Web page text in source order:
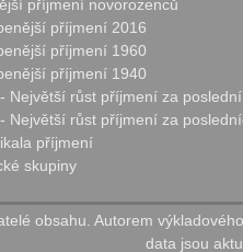
příjmení novorozenců
příjmení 2016
příjmení 1960
příjmení 1940
Největší růst příjmení za
Největší růst příjmení za
příjmení
skupiny
obsahu. Autorem
data jsou